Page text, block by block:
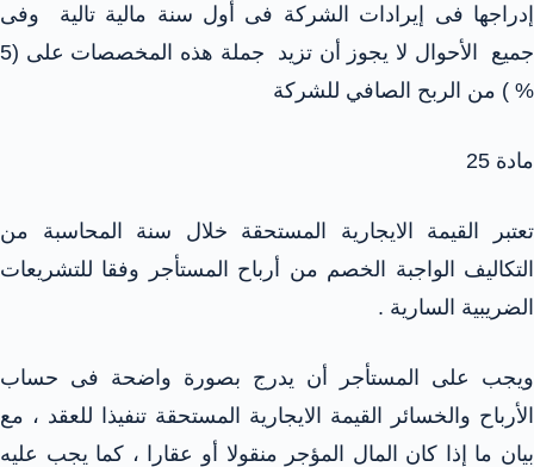
إدراجها فى إيرادات الشركة فى أول سنة مالية تالية وفى
جميع الأحوال لا يجوز أن تزيد جملة هذه المخصصات على (5
% ) من الربح الصافي للشركة
مادة 25
تعتبر القيمة الايجارية المستحقة خلال سنة المحاسبة من
التكاليف الواجبة الخصم من أرباح المستأجر وفقا للتشريعات
الضريبية السارية .
ويجب على المستأجر أن يدرج بصورة واضحة فى حساب
الأرباح والخسائر القيمة الايجارية المستحقة تنفيذا للعقد ، مع
بيان ما إذا كان المال المؤجر منقولا أو عقارا ، كما يجب عليه